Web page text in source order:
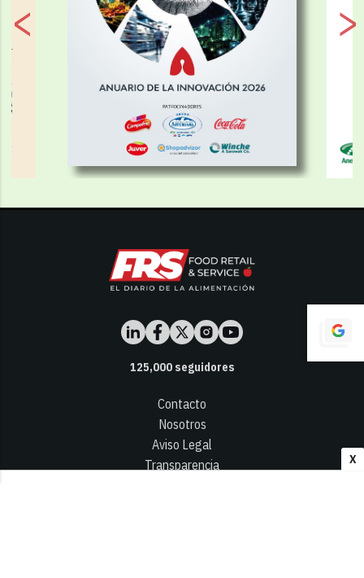
X
125,000seguidores
Contacto
Nosotros
Aviso Legal
Transparencia